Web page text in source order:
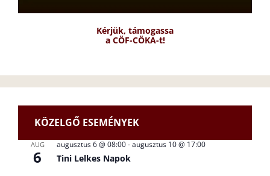
Kérjük, támogassa
a CÖF-CÖKA-t!
KÖZELGŐ ESEMÉNYEK
AUG
6
augusztus 6 @ 08:00-augusztus 10 @ 17:00
Tini Lelkes Napok